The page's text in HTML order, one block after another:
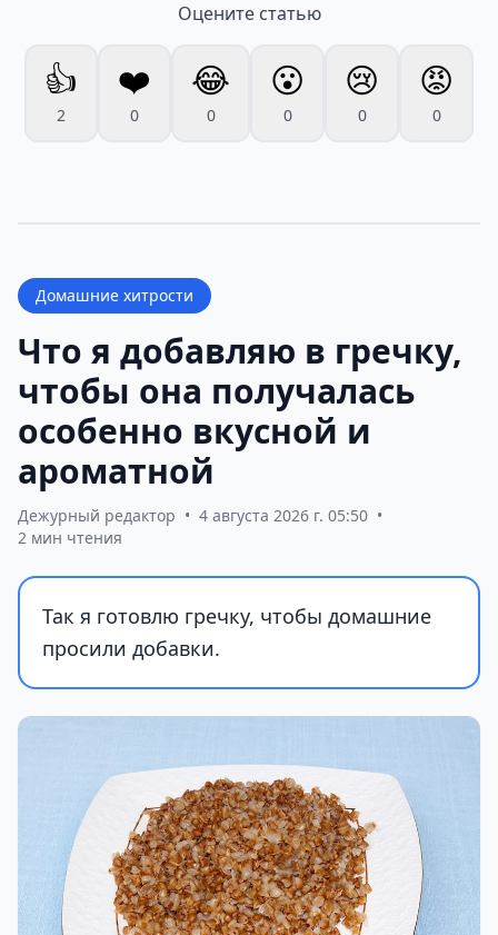
Оцените статью
👍
2
❤️
0
😂
0
😮
0
😢
0
😡
0
Домашние хитрости
Что я добавляю в гречку,
чтобы она получалась
особенно вкусной и
ароматной
Дежурный редактор • 4 августа 2026 г. 05:50 •
2 мин чтения
Так я готовлю гречку, чтобы домашние
просили добавки.